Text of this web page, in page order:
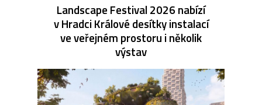
Landscape Festival 2026 nabízí
v Hradci Králové desítky instalací
ve veřejném prostoru i několik
výstav